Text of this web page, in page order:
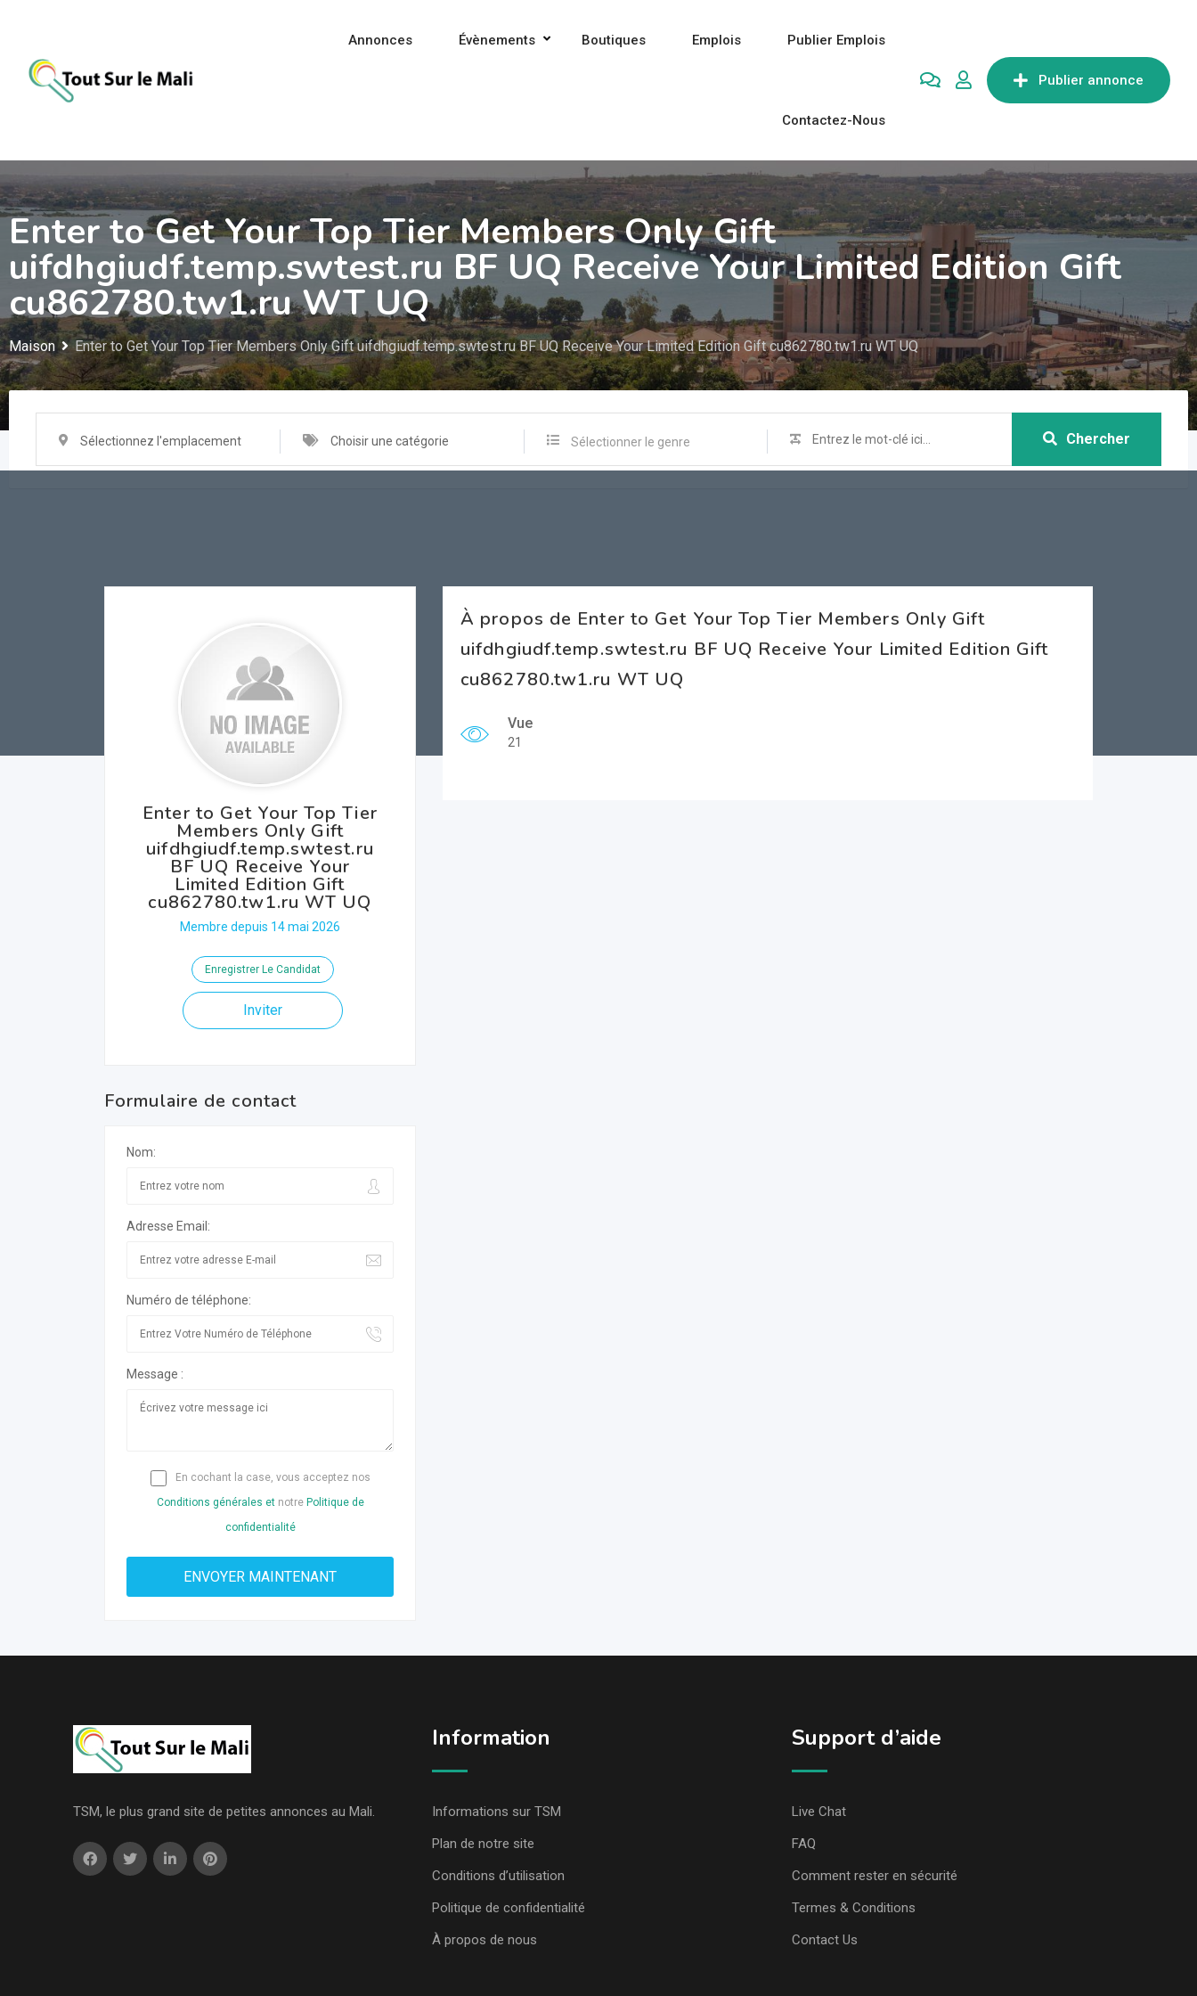
contenu
Publier annonce
Annonces Évènements Boutiques Emplois Publier Emplois
Contactez-Nous
Enter to Get Your Top Tier Members Only Gift
uifdhgiudf.temp.swtest.ru BF UQ Receive Your Limited Edition Gift
cu862780.tw1.ru WT UQ
Maison Enter to Get Your Top Tier Members Only Gift uifdhgiudf.temp.swtest.ru BF UQ Receive Your Limited Edition Gift cu862780.tw1.ru WT UQ
Sélectionnez l'emplacement Choisir une catégorie Sélectionner le genre Chercher
Enter to Get Your Top Tier
Members Only Gift
uifdhgiudf.temp.swtest.ru
BF UQ Receive Your
Limited Edition Gift
cu862780.tw1.ru WT UQ
Membre depuis 14 mai 2026
Enregistrer Le Candidat
Inviter
Formulaire de contact
Nom:
Adresse Email:
Numéro de téléphone:
Message :
En cochant la case, vous acceptez nos
Conditions générales etnotre Politique de
confidentialité
À propos de Enter to Get Your Top Tier Members Only Gift
uifdhgiudf.temp.swtest.ru BF UQ Receive Your Limited Edition Gift
cu862780.tw1.ru WT UQ
Vue
21
TSM, le plus grand site de petites annonces au Mali.
Information
Informations sur TSM
Plan de notre site
Conditions d’utilisation
Politique de confidentialité
À propos de nous
Support d’aide
Live Chat
FAQ
Comment rester en sécurité
Termes & Conditions
Contact Us